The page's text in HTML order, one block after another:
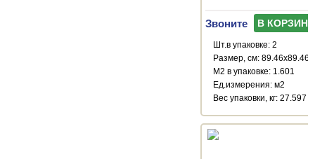
Звоните В КОРЗИНУ
Шт.в упаковке: 2
Размер, см: 89.46x89.46
М2 в упаковке: 1.601
Ед.измерения: м2
Веc упаковки, кг: 27.597